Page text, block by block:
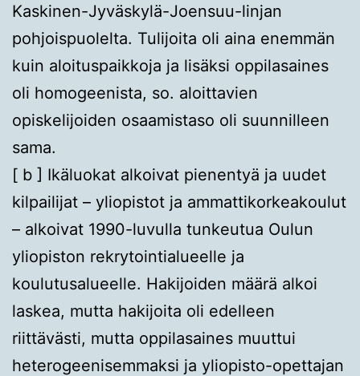
Kaskinen-Jyväskylä-Joensuu-linjan
pohjoispuolelta. Tulijoita oli aina enemmän
kuin aloituspaikkoja ja lisäksi oppilasaines
oli homogeenista, so. aloittavien
opiskelijoiden osaamistaso oli suunnilleen
sama.
[ b ] Ikäluokat alkoivat pienentyä ja uudet
kilpailijat – yliopistot ja ammattikorkeakoulut
– alkoivat 1990-luvulla tunkeutua Oulun
yliopiston rekrytointialueelle ja
koulutusalueelle. Hakijoiden määrä alkoi
laskea, mutta hakijoita oli edelleen
riittävästi, mutta oppilasaines muuttui
heterogeenisemmaksi ja yliopisto-opettajan